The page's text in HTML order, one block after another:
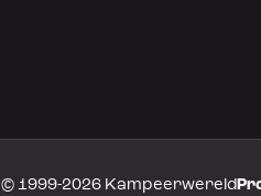
© 1999-2026 Kampeerwereld